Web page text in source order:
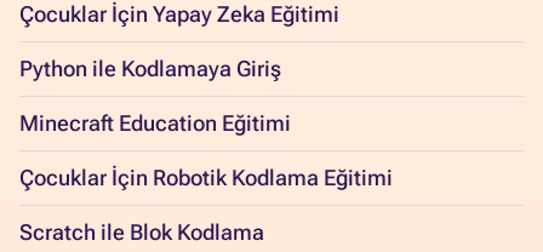
Çocuklar İçin Yapay Zeka Eğitimi
Python ile Kodlamaya Giriş
Minecraft Education Eğitimi
Çocuklar İçin Robotik Kodlama Eğitimi
Scratch ile Blok Kodlama